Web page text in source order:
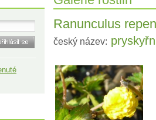
Ranunculus
český název: